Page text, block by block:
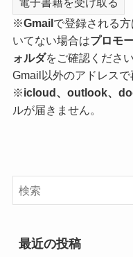
※Gmailで登録される
いてない場合はプロモ
ォルダをご確認くださ
Gmail以外のアドレスで
※icloud、outlook、
ルが届きません。
最近の投稿